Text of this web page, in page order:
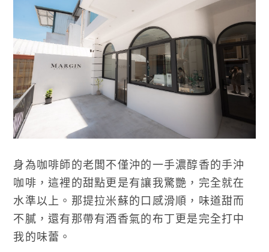
身為咖啡師的老闆不僅沖的一手濃醇香的手沖
咖啡，這裡的甜點更是有讓我驚艷，完全就在
水準以上。那提拉米蘇的口感滑順，味道甜而
不膩，還有那帶有酒香氣的布丁更是完全打中
我的味蕾。